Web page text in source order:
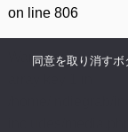
on line 806
Warning:
/home/indiegrab/
同意を取り消す